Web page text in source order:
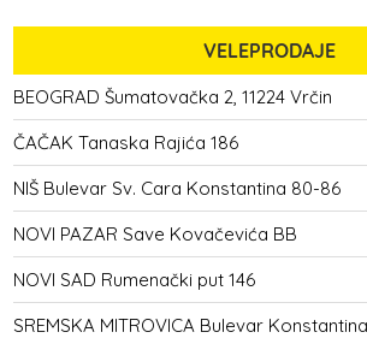
VELEPRODAJE
BEOGRAD Šumatovačka 2, 11224 Vrčin
ČAČAK Tanaska Rajića 186
NIŠ Bulevar Sv. Cara Konstantina 80-86
NOVI PAZAR Save Kovačevića BB
NOVI SAD Rumenački put 146
SREMSKA MITROVICA Bulevar